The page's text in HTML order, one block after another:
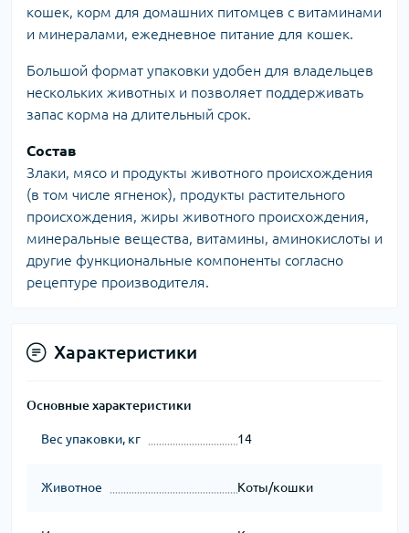
кошек, корм для домашних питомцев с витаминами
и минералами, ежедневное питание для кошек.
Большой формат упаковки удобен для владельцев
нескольких животных и позволяет поддерживать
запас корма на длительный срок.
Состав
Злаки, мясо и продукты животного происхождения
(в том числе ягненок), продукты растительного
происхождения, жиры животного происхождения,
минеральные вещества, витамины, аминокислоты и
другие функциональные компоненты согласно
рецептуре производителя.
Характеристики
Основные характеристики
Вес упаковки, кг 14
Животное Коты/кошки